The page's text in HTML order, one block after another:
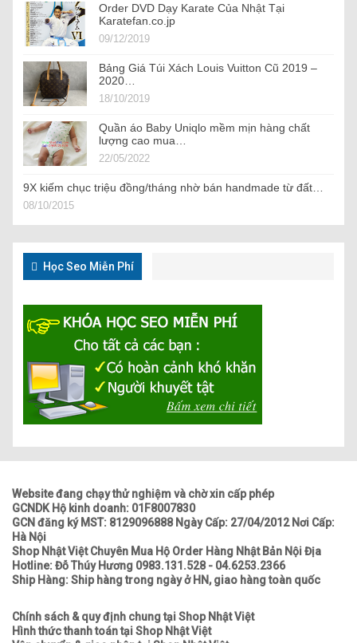
Order DVD Dạy Karate Của Nhật Tại
Karatefan.co.jp
09/12/2019
Bảng Giá Túi Xách Louis Vuitton Cũ 2019 –
2020…
18/10/2019
Quần áo Baby Uniqlo mềm mịn hàng chất
lượng cao mua…
22/05/2022
9X kiếm chục triệu đồng/tháng nhờ bán handmade từ đất…
08/10/2015
Học Seo Miễn Phí
Website đang chạy thử nghiệm và chờ xin cấp phép
GCNDK Hộ kinh doanh: 01F8007830
GCN đăng ký MST: 8129096888 Ngày Cấp: 27/04/2012 Nơi Cấp:
Hà Nội
Shop Nhật Việt Chuyên Mua Hộ Order Hàng Nhật Bản Nội Địa
Hotline: Đỗ Thúy Hương 0983.131.528 - 04.6253.2366
Ship Hàng: Ship hàng trong ngày ở HN, giao hàng toàn quốc
Chính sách & quy định chung tại Shop Nhật Việt
Hình thức thanh toán tại Shop Nhật Việt